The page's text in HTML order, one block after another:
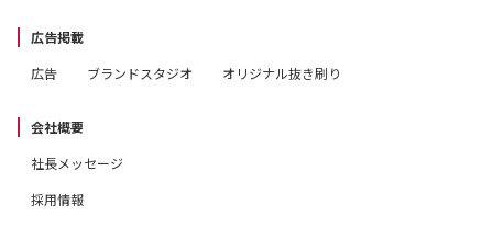
広告掲載
広告
ブランドスタジオ オリジナル抜き刷り
会社概要
社長メッセージ
採用情報